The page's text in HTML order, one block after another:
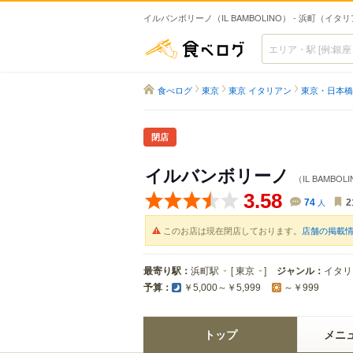
イルバンボリーノ（IL BAMBOLINO） - 浜町（イタ
食べログ
食べログ 東京 東京 イタリアン 東京・日本
閉店
イルバンボリーノ （IL
3.58 74 人
このお店は現在閉店しております。 店舗の掲載
最寄り駅： 浜町駅 [東京 ] ジャンル： イタ
予算： ￥5,000～￥5,999 ～￥999
トップ メニ